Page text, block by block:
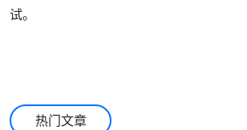
试。
热门文章